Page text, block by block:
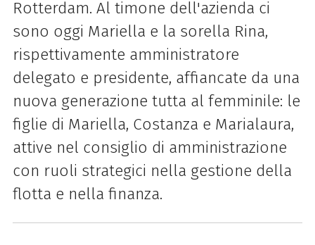
Rotterdam. Al timone dell'azienda ci
sono oggi Mariella e la sorella Rina,
rispettivamente amministratore
delegato e presidente, affiancate da una
nuova generazione tutta al femminile: le
figlie di Mariella, Costanza e Marialaura,
attive nel consiglio di amministrazione
con ruoli strategici nella gestione della
flotta e nella finanza.